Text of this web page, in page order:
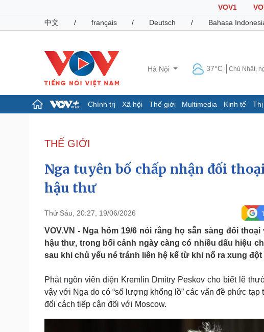
VOV1
中文
/ français / Deutsch / Bahasa
Hà Nội 37°C Chủ Nhật,
Chính trị Xã hội Thế giới Multimedia Kinh tế
Đảng
Tổ chức nhân sự
Nhận diện sự thật
Giáo dục
Dấu ấn VOV
Pháp luật
Tin nóng
Tư vấn luật
Việt Nam
Phân tích
Thể
Sức khỏe
Dinh dưỡng - món ngon
Cây thuốc
Sản phụ khoa
Đời sống
Nhà đẹp
Blog
Tình yêu - Gia đình
Văn
Âm
THẾ GIỚI
Nga tuyên bố chấp nhận đối
hậu thư
Thứ Sáu, 20:27, 19/06/2026
VOV.VN - Nga hôm 19/6 nói rằng họ sẵn sàng đối
hậu thư, trong bối cảnh ngày càng có nhiều dấu hiệu
sau khi chủ yếu né tránh liên hệ kể từ khi nổ ra xung đột
Phát ngôn viên điện Kremlin Dmitry Peskov cho biết lẽ
vậy với Nga do có “số lượng khổng lồ” các vấn đề phức
đổi cách tiếp cận đối với Moscow.